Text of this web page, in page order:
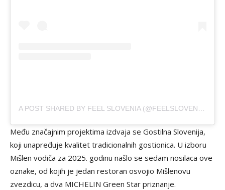
A POST SHARED BY FEEL SLOVENIA (@FEELSLOVENIA)
Među značajnim projektima izdvaja se Gostilna Slovenija,
koji unapređuje kvalitet tradicionalnih gostionica. U izboru
Mišlen vodiča za 2025. godinu našlo se sedam nosilaca ove
oznake, od kojih je jedan restoran osvojio Mišlenovu
zvezdicu, a dva MICHELIN Green Star priznanje.